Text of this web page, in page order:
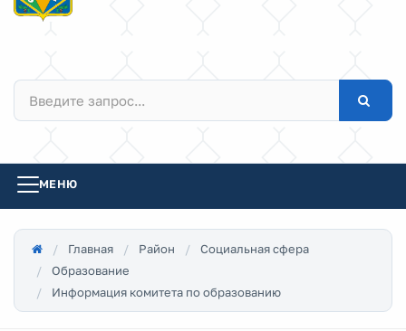
МЕНЮ
Главная Район
Социальная сфера
Образование
Информация комитета по образованию